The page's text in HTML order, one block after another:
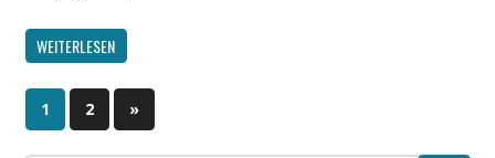
WEITERLESEN
Beitragsnavigation
1 2
Nächste
Beiträge
»